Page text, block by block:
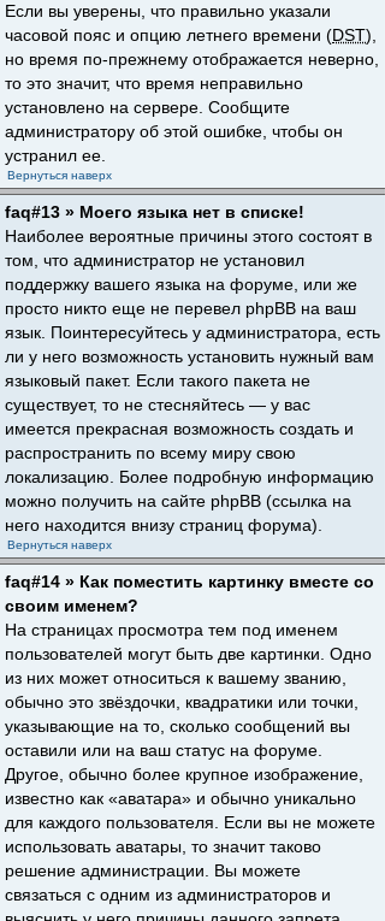
Если вы уверены, что правильно указали
часовой пояс и опцию летнего времени (DST),
но время по-прежнему отображается неверно,
то это значит, что время неправильно
установлено на сервере. Сообщите
администратору об этой ошибке, чтобы он
устранил ее.
Вернуться наверх
faq#13 » Моего языка нет в списке!
Наиболее вероятные причины этого состоят в
том, что администратор не установил
поддержку вашего языка на форуме, или же
просто никто еще не перевел phpBB на ваш
язык. Поинтересуйтесь у администратора, есть
ли у него возможность установить нужный вам
языковый пакет. Если такого пакета не
существует, то не стесняйтесь — у вас
имеется прекрасная возможность создать и
распространить по всему миру свою
локализацию. Более подробную информацию
можно получить на сайте phpBB (ссылка на
него находится внизу страниц форума).
Вернуться наверх
faq#14 » Как поместить картинку вместе со
своим именем?
На страницах просмотра тем под именем
пользователей могут быть две картинки. Одно
из них может относиться к вашему званию,
обычно это звёздочки, квадратики или точки,
указывающие на то, сколько сообщений вы
оставили или на ваш статус на форуме.
Другое, обычно более крупное изображение,
известно как «аватара» и обычно уникально
для каждого пользователя. Если вы не можете
использовать аватары, то значит таково
решение администрации. Вы можете
связаться с одним из администраторов и